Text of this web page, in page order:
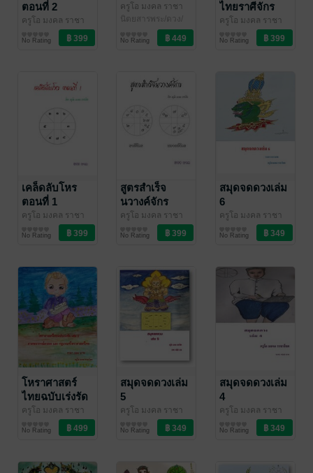
ตอนที่ 2
ครูโอ มงคล ราชา
/ บุษกรจันทร์
ดวงพยากรณ์/ฮวง
จุ้ย/โหราศาสตร์
No Rating
ครูโอ มงคล ราชา
โชค / บุษกรจันทร์
นิตยสารพระ/ดวง/
โหราศาสตร์/เรื่อง
เหนือธรรมชาติ
No Rating
ไทยราศีจักร
เทคนิคการตอบ
ครูโอ มงคล ราชา
/ บุษกรจันทร์
ดวงพยากรณ์/ฮวง
จุ้ย/โหราศาสตร์
No Rating
เคล็ดลับโหร
ตอนที่ 1
ครูโอ มงคล ราชา
/ บุษกรจันทร์
นิตยสารพระ/ดวง/
โหราศาสตร์/เรื่อง
No Rating
สูตรสำเร็จ
นวางค์จักร
ครูโอ มงคล ราชา
/ บุษกรจันทร์
นิตยสารพระ/ดวง/
โหราศาสตร์/เรื่อง
No Rating
สมุดจดดวงเล่ม
6
ครูโอ มงคล ราชา
/ บุษกรจันทร์
ดวงพยากรณ์/ฮวง
จุ้ย/โหราศาสตร์
No Rating
โหราศาสตร์
ไทยฉบับเร่งรัด
เล่ม 2 ภาค
พยากรณ์ดวงจร
และ กฎเกณฑ์
ไทย
ครูโอ มงคล ราชา
/ บุษกรจันทร์
ดวงพยากรณ์/ฮวง
จุ้ย/โหราศาสตร์
No Rating
สมุดจดดวงเล่ม
5
ครูโอ มงคล ราชา
/ บุษกรจันทร์
ดวงพยากรณ์/ฮวง
จุ้ย/โหราศาสตร์
No Rating
สมุดจดดวงเล่ม
4
ครูโอ มงคล ราชา
/ บุษกรจันทร์
ดวงพยากรณ์/ฮวง
จุ้ย/โหราศาสตร์
No Rating